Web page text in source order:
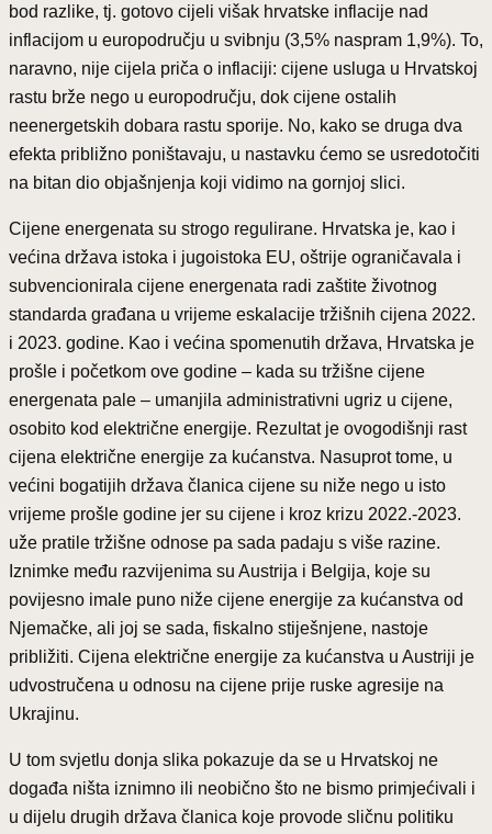
bod razlike, tj. gotovo cijeli višak hrvatske inflacije nad
inflacijom u europodručju u svibnju (3,5% naspram 1,9%). To,
naravno, nije cijela priča o inflaciji: cijene usluga u Hrvatskoj
rastu brže nego u europodručju, dok cijene ostalih
neenergetskih dobara rastu sporije. No, kako se druga dva
efekta približno poništavaju, u nastavku ćemo se usredotočiti
na bitan dio objašnjenja koji vidimo na gornjoj slici.
Cijene energenata su strogo regulirane. Hrvatska je, kao i
većina država istoka i jugoistoka EU, oštrije ograničavala i
subvencionirala cijene energenata radi zaštite životnog
standarda građana u vrijeme eskalacije tržišnih cijena 2022.
i 2023. godine. Kao i većina spomenutih država, Hrvatska je
prošle i početkom ove godine – kada su tržišne cijene
energenata pale – umanjila administrativni ugriz u cijene,
osobito kod električne energije. Rezultat je ovogodišnji rast
cijena električne energije za kućanstva. Nasuprot tome, u
većini bogatijih država članica cijene su niže nego u isto
vrijeme prošle godine jer su cijene i kroz krizu 2022.-2023.
uže pratile tržišne odnose pa sada padaju s više razine.
Iznimke među razvijenima su Austrija i Belgija, koje su
povijesno imale puno niže cijene energije za kućanstva od
Njemačke, ali joj se sada, fiskalno stiješnjene, nastoje
približiti. Cijena električne energije za kućanstva u Austriji je
udvostručena u odnosu na cijene prije ruske agresije na
Ukrajinu.
U tom svjetlu donja slika pokazuje da se u Hrvatskoj ne
događa ništa iznimno ili neobično što ne bismo primjećivali i
u dijelu drugih država članica koje provode sličnu politiku